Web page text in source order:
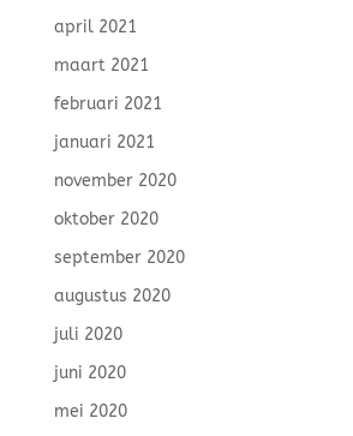
april 2021
maart 2021
februari 2021
januari 2021
november 2020
oktober 2020
september 2020
augustus 2020
juli 2020
juni 2020
mei 2020